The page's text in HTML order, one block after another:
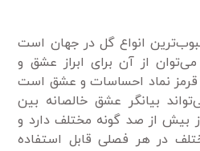
انواع گل در جهان است
از آن برای ابراز عشق و
قرمز نماد احساسات و عشق است
بیانگر عشق خالصانه بین
بیش از صد گونه مختلف دارد و
در هر فصلی قابل استفاده